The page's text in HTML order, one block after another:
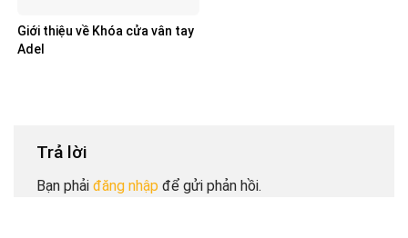
Giới thiệu về Khóa cửa vân tay
Adel
Trả lời
Bạn phải đăng nhập để gửi phản hồi.